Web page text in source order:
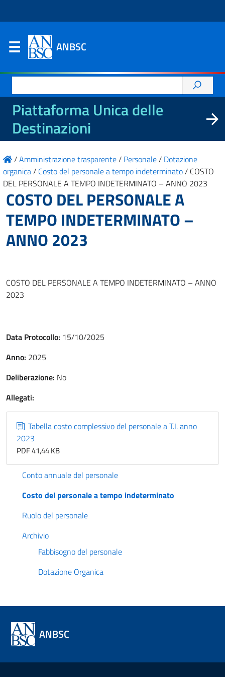
ANBSC
per:
Piattaforma Unica delle
Destinazioni
/Amministrazione trasparente/ Personale/ Dotazione
organica/ Costo del personale a tempo indeterminato/ COSTO
DEL PERSONALE A TEMPO INDETERMINATO – ANNO 2023
COSTO DEL PERSONALE A
TEMPO INDETERMINATO –
ANNO 2023
COSTO DEL PERSONALE A TEMPO INDETERMINATO – ANNO
2023
Data Protocollo: 15/10/2025
Anno: 2025
Deliberazione: No
Allegati:
Tabella costo complessivo del personale a T.I. anno
2023
PDF 41,44 KB
Conto annuale del personale
Costo del personale a tempo indeterminato
Ruolo del personale
Archivio
Fabbisogno del personale
Dotazione Organica
ANBSC